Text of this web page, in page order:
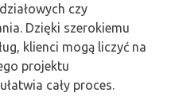
czy
Dzięki szerokiemu
klienci mogą liczyć na
projektu
cały proces.